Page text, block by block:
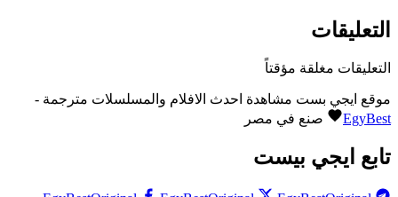
التعليقات
التعليقات مغلقة مؤقتاً
موقع ايجي بست مشاهدة احدث الافلام والمسلسلات مترجمة -
EgyBest
صنع في مصر
تابع ايجي بيست